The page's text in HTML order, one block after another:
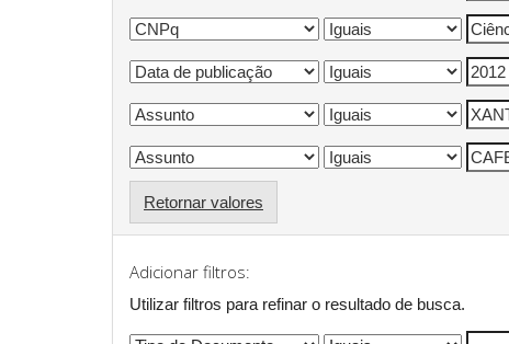
Retornar valores
Adicionar filtros:
Utilizar filtros para refinar o resultado de busca.